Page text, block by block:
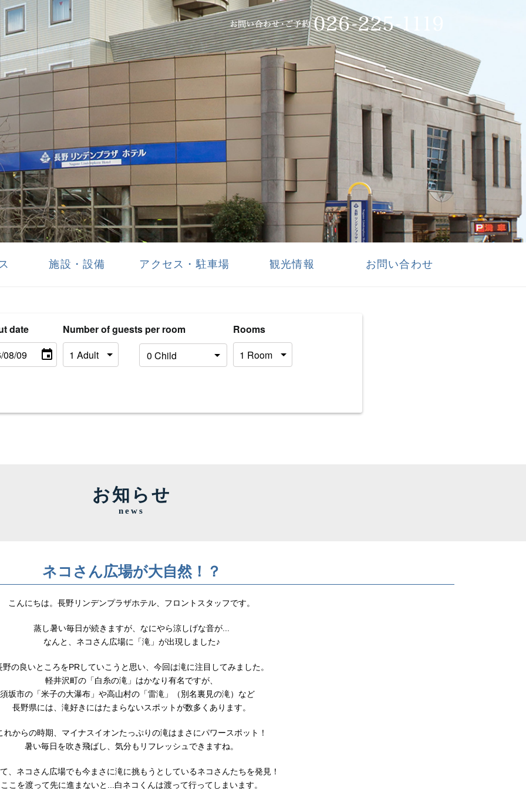
施設・設備 アクセス・駐車場 観光情報 お問い合わせ
date Number of guests per room Rooms
お知らせ
news
ネコさん広場が大自然！？
こんにちは。長野リンデンプラザホテル、フロントスタッフです。
蒸し暑い毎日が続きますが、なにやら涼しげな音が...
なんと、ネコさん広場に「滝」が出現しました♪
野の良いところをPRしていこうと思い、今回は滝に注目してみました。
軽井沢町の「白糸の滝」はかなり有名ですが、
須坂市の「米子の大瀑布」や高山村の「雷滝」（別名裏見の滝）など
長野県には、滝好きにはたまらないスポットが数多くあります。
れからの時期、マイナスイオンたっぷりの滝はまさにパワースポット！
暑い毎日を吹き飛ばし、気分もリフレッシュできますね。
、ネコさん広場でも今まさに滝に挑もうとしているネコさんたちを発見！
ここを渡って先に進まないと...白ネコくんは渡って行ってしまいます。